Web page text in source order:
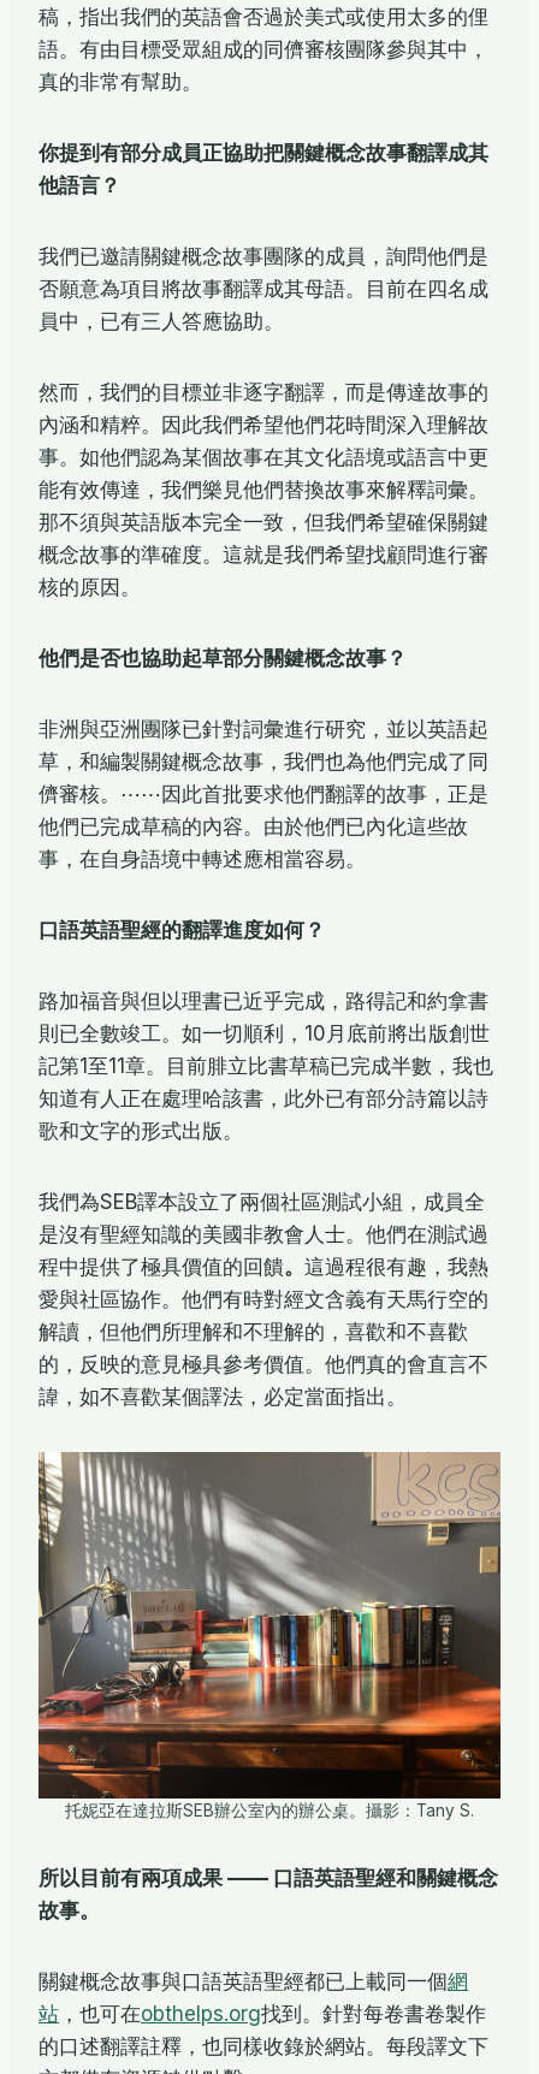
稿，指出我們的英語會否過於美式或使用太多的俚
語。有由目標受眾組成的同儕審核團隊參與其中，
真的非常有幫助。
你提到有部分成員正協助把關鍵概念故事翻譯成其
他語言？
我們已邀請關鍵概念故事團隊的成員，詢問他們是
否願意為項目將故事翻譯成其母語。目前在四名成
員中，已有三人答應協助。
然而，我們的目標並非逐字翻譯，而是傳達故事的
內涵和精粹。因此我們希望他們花時間深入理解故
事。如他們認為某個故事在其文化語境或語言中更
能有效傳達，我們樂見他們替換故事來解釋詞彙。
那不須與英語版本完全一致，但我們希望確保關鍵
概念故事的準確度。這就是我們希望找顧問進行審
核的原因。
他們是否也協助起草部分關鍵概念故事？
非洲與亞洲團隊已針對詞彙進行研究，並以英語起
草，和編製關鍵概念故事，我們也為他們完成了同
儕審核。⋯⋯因此首批要求他們翻譯的故事，正是
他們已完成草稿的內容。由於他們已內化這些故
事，在自身語境中轉述應相當容易。
口語英語聖經的翻譯進度如何？
路加福音與但以理書已近乎完成，路得記和約拿書
則已全數竣工。如一切順利，10月底前將出版創世
記第1至11章。目前腓立比書草稿已完成半數，我也
知道有人正在處理哈該書，此外已有部分詩篇以詩
歌和文字的形式出版。
我們為SEB譯本設立了兩個社區測試小組，成員全
是沒有聖經知識的美國非教會人士。他們在測試過
程中提供了極具價值的回饋。 這過程很有趣，我熱
愛與社區協作。他們有時對經文含義有天馬行空的
解讀，但他們所理解和不理解的，喜歡和不喜歡
的，反映的意見極具參考價值。他們真的會直言不
諱，如不喜歡某個譯法，必定當面指出。
托妮亞在達拉斯SEB辦公室內的辦公桌。攝影：Tany S.
所以目前有兩項成果 —— 口語英語聖經和關鍵概念
故事。
關鍵概念故事與口語英語聖經都已上載同一個網
站 ，也可在obthelps.org找到。針對每卷書卷製作
的口述翻譯註釋，也同樣收錄於網站。每段譯文下